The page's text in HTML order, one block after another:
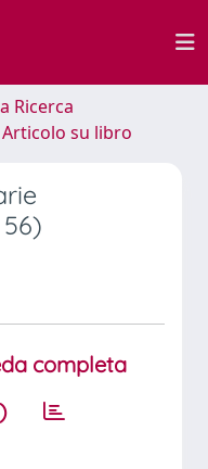
Ricerca
Articolo su libro
completa